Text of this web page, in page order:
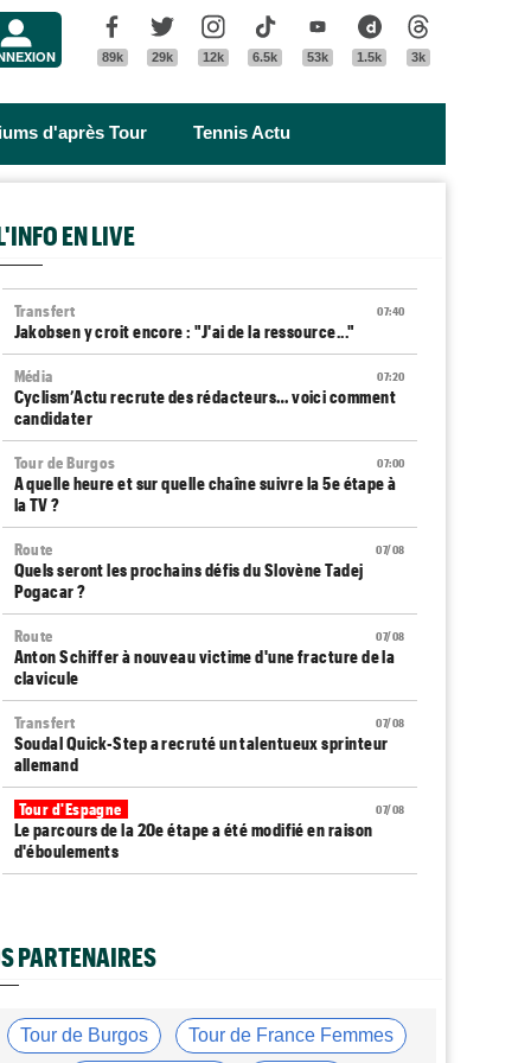
Facebook
89k
Twitter
29k
Instagram
12k
Tik Tok
6.5k
Youtube
53k
Dailymotion
1.5k 3k
d'après Tour Tennis Actu
EN LIVE
07:40
Transfert
Jakobsen y croit encore : "J'ai de la ressource..."
07:20
Média
Cyclism’Actu recrute des rédacteurs… voici comment
candidater
07:00
Tour de Burgos
A quelle heure et sur quelle chaîne suivre la 5e étape à
la TV ?
07/08
Route
Quels seront les prochains défis du Slovène Tadej
Pogacar ?
07/08
Route
Anton Schiffer à nouveau victime d'une fracture de la
clavicule
07/08
Transfert
Soudal Quick-Step a recruté un talentueux sprinteur
allemand
07/08
Tour d'Espagne
Le parcours de la 20e étape a été modifié en raison
d'éboulements
Route
16 août !
PARTENAIRES
Tour de Burgos Tour de France Femmes